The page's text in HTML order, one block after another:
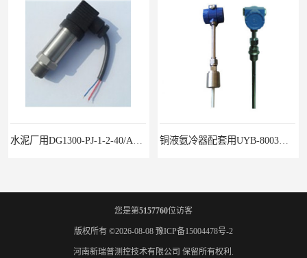
您是第5157760位访客
版权所有 ©2026-08-08 豫ICP备15004478号-2
河南新瑞普测控技术有限公司 保留所有权利.